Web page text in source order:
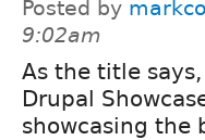
Posted by
9:02am
As the title
Drupal
showcasing the